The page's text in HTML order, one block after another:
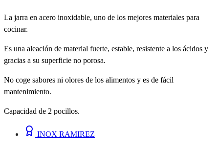
La jarra en acero inoxidable, uno de los mejores materiales para
cocinar.
Es una aleación de material fuerte, estable, resistente a los ácidos y
gracias a su superficie no porosa.
No coge sabores ni olores de los alimentos y es de fácil
mantenimiento.
Capacidad de 2 pocillos.
INOX RAMIREZ